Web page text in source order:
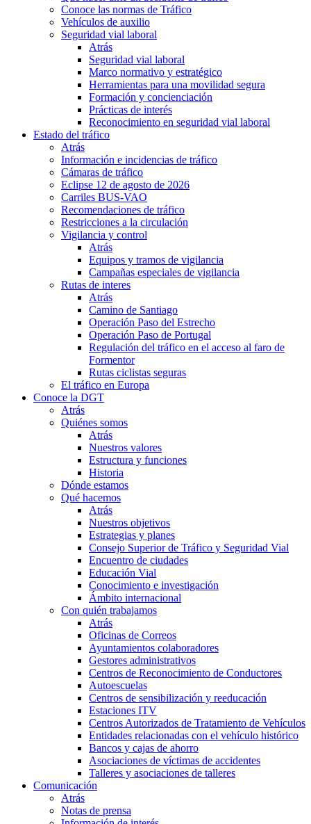
Conoce las normas de Tráfico
Vehículos de auxilio
Seguridad vial laboral
Atrás
Seguridad vial laboral
Marco normativo y estratégico
Herramientas para una movilidad segura
Formación y concienciación
Prácticas de interés
Reconocimiento en seguridad vial laboral
Estado del tráfico
Atrás
Información e incidencias de tráfico
Cámaras de tráfico
Eclipse 12 de agosto de 2026
Carriles BUS-VAO
Recomendaciones de tráfico
Restricciones a la circulación
Vigilancia y control
Atrás
Equipos y tramos de vigilancia
Campañas especiales de vigilancia
Rutas de interes
Atrás
Camino de Santiago
Operación Paso del Estrecho
Operación Paso de Portugal
Regulación del tráfico en el acceso al faro de
Formentor
Rutas ciclistas seguras
El tráfico en Europa
Conoce la DGT
Atrás
Quiénes somos
Atrás
Nuestros valores
Estructura y funciones
Historia
Dónde estamos
Qué hacemos
Atrás
Nuestros objetivos
Estrategias y planes
Consejo Superior de Tráfico y Seguridad Vial
Encuentro de ciudades
Educación Vial
Conocimiento e investigación
Ámbito internacional
Con quién trabajamos
Atrás
Oficinas de Correos
Ayuntamientos colaboradores
Gestores administrativos
Centros de Reconocimiento de Conductores
Autoescuelas
Centros de sensibilización y reeducación
Estaciones ITV
Centros Autorizados de Tratamiento de Vehículos
Entidades relacionadas con el vehículo histórico
Bancos y cajas de ahorro
Asociaciones de víctimas de accidentes
Talleres y asociaciones de talleres
Comunicación
Atrás
Notas de prensa